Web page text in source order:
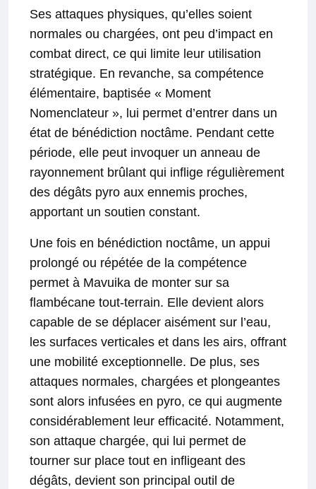
Ses attaques physiques, qu’elles soient
normales ou chargées, ont peu d’impact en
combat direct, ce qui limite leur utilisation
stratégique. En revanche, sa compétence
élémentaire, baptisée « Moment
Nomenclateur », lui permet d’entrer dans un
état de bénédiction noctâme. Pendant cette
période, elle peut invoquer un anneau de
rayonnement brûlant qui inflige régulièrement
des dégâts pyro aux ennemis proches,
apportant un soutien constant.
Une fois en bénédiction noctâme, un appui
prolongé ou répétée de la compétence
permet à Mavuika de monter sur sa
flambécane tout-terrain. Elle devient alors
capable de se déplacer aisément sur l’eau,
les surfaces verticales et dans les airs, offrant
une mobilité exceptionnelle. De plus, ses
attaques normales, chargées et plongeantes
sont alors infusées en pyro, ce qui augmente
considérablement leur efficacité. Notamment,
son attaque chargée, qui lui permet de
tourner sur place tout en infligeant des
dégâts, devient son principal outil de